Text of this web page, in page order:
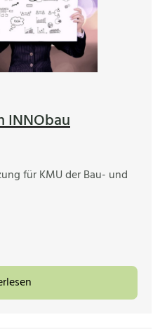
INNObau
für KMU der Bau- und